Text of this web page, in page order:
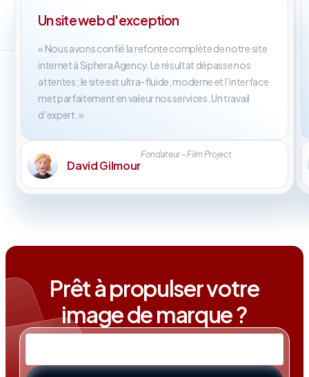
Un site web d'exception
« Nous avons confié la refonte complète de notre site
internet à Siphera Agency. Le résultat dépasse nos
attentes : le site est ultra-fluide, moderne et l’interface
met parfaitement en valeur nos services. Un travail
d’expert. »
David Gilmour
Fondateur – Film Project
Prêt à propulser votre
image de marque ?